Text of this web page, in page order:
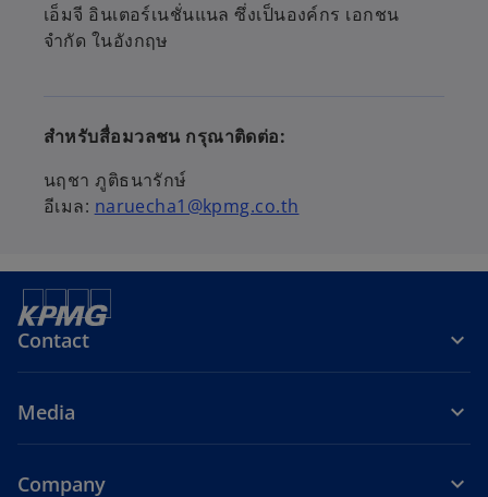
เอ็มจี อินเตอร์เนชั่นแนล ซึ่งเป็นองค์กร เอกชน
จำกัด ในอังกฤษ
สำหรับสื่อมวลชน กรุณาติดต่อ:
นฤชา ภูติธนารักษ์
อีเมล: naruecha1@kpmg.co.th
Contact
Media
Company